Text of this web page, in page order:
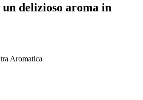
delizioso aroma in
Aromatica